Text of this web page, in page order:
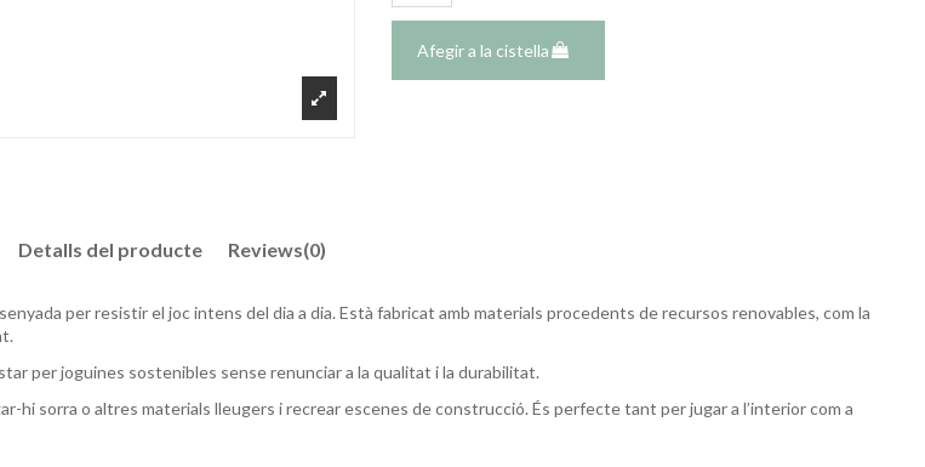
Afegir a la cistella
Detalls del producte Reviews(0)
per resistir el joc intens del dia a dia. Està fabricat amb materials procedents de recursos renovables, com la
per joguines sostenibles sense renunciar a la qualitat i la durabilitat.
sorra o altres materials lleugers i recrear escenes de construcció. És perfecte tant per jugar a l’interior com a